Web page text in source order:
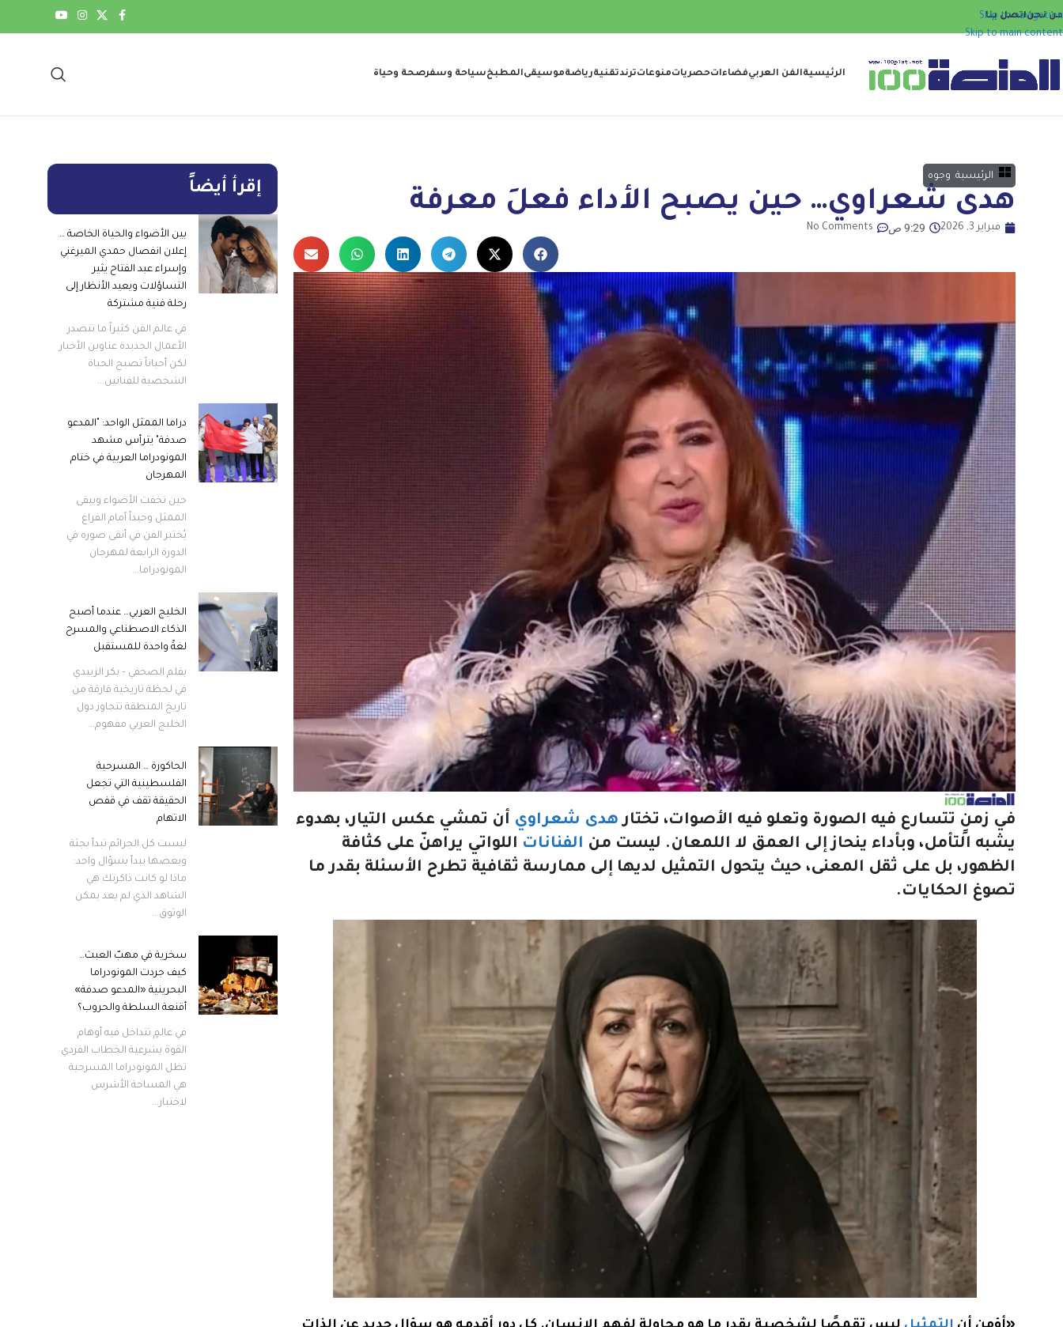
Skip to navigation
Skip to main content
من نحناتصل بنا
الرئيسيةالفن العربيفضاءاتحصرياتمنوعاتترندتقنيةرياضةموسيقىالمطبخسياحة وسفرصحة وحياة
الرئيسية وجوه
هدى شعراوي… حين يصبح الأداء فعلَ معرفة
فبراير 3, 2026 9:29 ص No Comments
في زمنٍ تتسارع فيه الصورة وتعلو فيه الأصوات، تختار هدى شعراوي أن تمشي عكس التيار، بهدوء
يشبه التأمل، وبأداء ينحاز إلى العمق لا اللمعان. ليست من الفنانات اللواتي يراهنّ على كثافة
الظهور، بل على ثقل المعنى، حيث يتحول التمثيل لديها إلى ممارسة ثقافية تطرح الأسئلة بقدر ما
تصوغ الحكايات.
إقرأ أيضاً
بين الأضواء والحياة الخاصة …
إعلان انفصال حمدي الميرغني
وإسراء عبد الفتاح يثير
التساؤلات ويعيد الأنظار إلى
رحلة فنية مشتركة
في عالم الفن كثيراً ما تتصدر
الأعمال الجديدة عناوين الأخبار
لكن أحياناً تصبح الحياة
الشخصية للفنانين...
دراما الممثل الواحد: "المدعو
صدفة" يترأس مشهد
المونودراما العربية في ختام
المهرجان
حين تخفت الأضواء ويبقى
الممثل وحيداً أمام الفراغ
يُختبر الفن في أنقى صوره في
الدورة الرابعة لمهرجان
المونودراما...
الخليج العربي… عندما أصبح
الذكاء الاصطناعي والمسرح
لغةً واحدة للمستقبل
بقلم الصحفي – بكر الزبيدي
في لحظة تاريخية فارقة من
تاريخ المنطقة تتجاوز دول
الخليج العربي مفهوم...
الحاكورة … المسرحية
الفلسطينية التي تجعل
الحقيقة تقف في قفص
الاتهام
ليست كل الجرائم تبدأ بجثة
وبعضها يبدأ بسؤال واحد:
ماذا لو كانت ذاكرتك هي
الشاهد الذي لم يعد يمكن
الوثوق...
سخرية في مهبّ العبث…
كيف جردت المونودراما
البحرينية «المدعو صدفة»
أقنعة السلطة والحروب؟
في عالمٍ تتداخل فيه أوهام
القوة بشرعية الخطاب الفردي
تظل المونودراما المسرحية
هي المساحة الأشرس
لاختبار...